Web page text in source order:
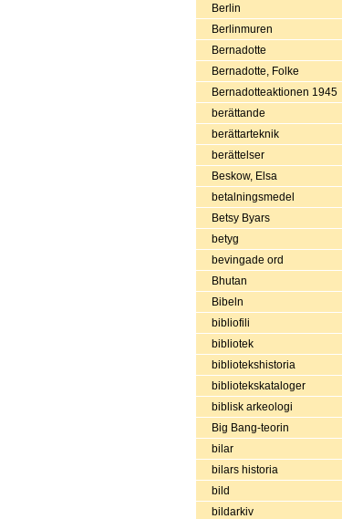
Berlin
Berlinmuren
Bernadotte
Bernadotte, Folke
Bernadotteaktionen 1945
berättande
berättarteknik
berättelser
Beskow, Elsa
betalningsmedel
Betsy Byars
betyg
bevingade ord
Bhutan
Bibeln
bibliofili
bibliotek
bibliotekshistoria
bibliotekskataloger
biblisk arkeologi
Big Bang-teorin
bilar
bilars historia
bild
bildarkiv